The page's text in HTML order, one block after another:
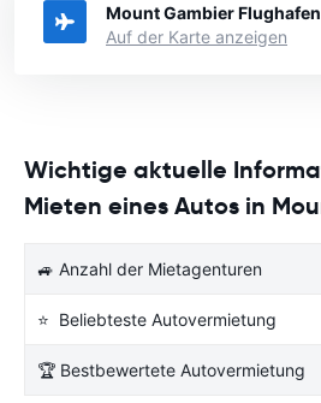
Mount Gambier Flughafen
Auf der Karte anzeigen
Wichtige aktuelle
Mieten eines Autos in
🚙 Anzahl der Mietagenturen
⭐ Beliebteste Autovermietung
🏆 Bestbewertete Autovermietung